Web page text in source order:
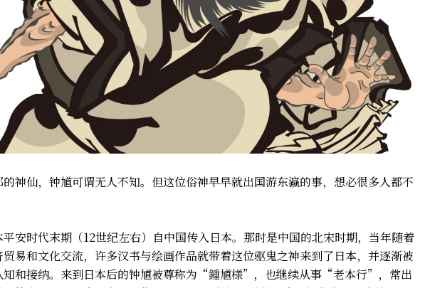
神仙，钟馗可谓无人不知。但这位俗神早早就出国游东瀛的事，想必很多人都不
安时代末期（12世纪左右）自中国传入日本。那时是中国的北宋时期，当年随着
易和文化交流，许多汉书与绘画作品就带着这位驱鬼之神来到了日本，并逐渐被
知和接纳。来到日本后的钟馗被尊称为“鍾馗様”，也继续从事“老本行”，常出